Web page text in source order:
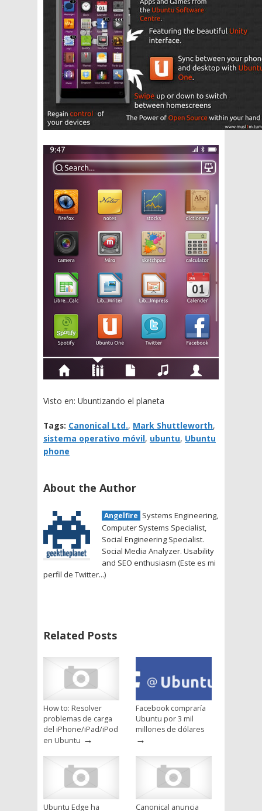
Visto en: Ubuntizando el planeta
Tags: Canonical Ltd., Mark Shuttleworth,
sistema operativo móvil, ubuntu, Ubuntu
phone
About the Author
Angelfire Systems Engineering,
Computer Systems Specialist,
Social Engineering Specialist.
Social Media Analyzer. Usability
and SEO enthusiasm (Este es mi
perfil de Twitter...)
Related Posts
How to: Resolver
problemas de carga
del iPhone/iPad/iPod
en Ubuntu →
Facebook compraría
Ubuntu por 3 mil
millones de dólares
→
Ubuntu Edge ha Canonical anuncia